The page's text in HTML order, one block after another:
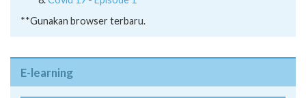
**Gunakan browser terbaru.
E-learning